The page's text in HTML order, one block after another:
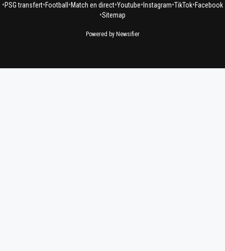
•PSG transfert•Football •Match en direct•Youtube• Instagram•TikTok•Facebook
•Sitemap
Powered by Newsifier